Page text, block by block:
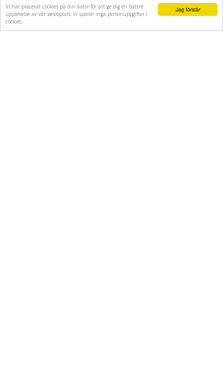
Jag förstår
Vi har placerat cookies på din dator för att ge dig en bättre
upplevelse av vår webbplats. Vi sparar inga personuppgifter i
cookies.
VAD VI GÖR